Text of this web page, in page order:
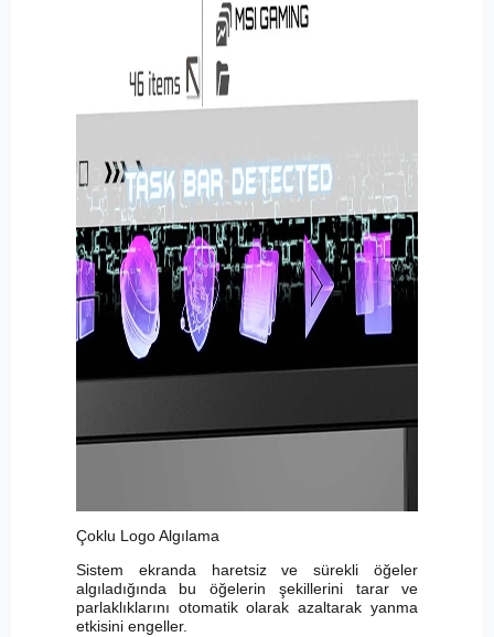
Çoklu Logo Algılama
Sistem ekranda haretsiz ve sürekli öğeler
algıladığında bu öğelerin şekillerini tarar ve
parlaklıklarını otomatik olarak azaltarak yanma
etkisini engeller.